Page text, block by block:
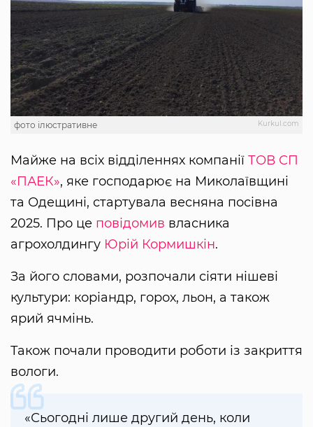
Kurkul.com
фото ілюстративне
Майже на всіх відділеннях компанії ТОВ СП
«ПАЕК», яке господарює на Миколаївщині
та Одещині, стартувала весняна посівна
2025. Про це повідомив власника
агрохолдингу Юрій Кормишкін.
За його словами, розпочали сіяти нішеві
культури: коріандр, горох, льон, а також
ярий ячмінь.
Також почали проводити роботи із закриття
вологи.
«Сьогодні лише другий день, коли